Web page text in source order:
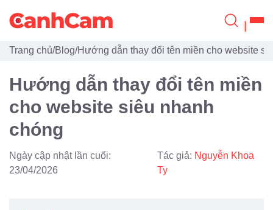
Trang Chủ
Giới Thiệu
Thiết Kế Website
Đã Thiết Kế
Dịch Vụ
Trang chủ/Blog/Hướng dẫn thay đổi tên miền cho website
Hướng dẫn thay đổi tên miền
cho website siêu nhanh
chóng
Ngày cập nhật lần cuối:
23/04/2026
Tác giả: Nguyễn Khoa
Ty